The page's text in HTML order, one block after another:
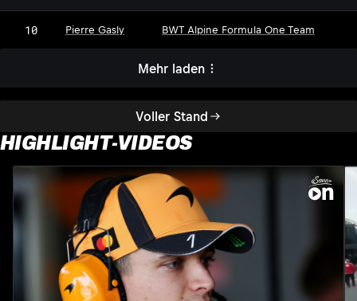
Voller Stand
10 Pierre Gasly BWT Alpine Formula One Team
Mehr laden
HIGHLIGHT-VIDEOS